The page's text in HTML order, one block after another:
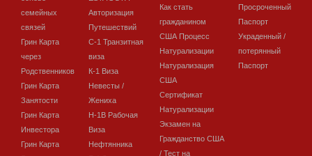
семейных
связей
Грин Карта
через
Родственников
Грин Карта
Занятости
Грин Карта
Инвестора
Грин Карта
Авторизация
Путешествий
C-1 Транзитная
виза
К-1 Виза
Невесты /
Жениха
H-1B Рабочая
Виза
Нефтянника
Как стать
гражданином
США Процесс
Натурализации
Натурализация
США
Сертификат
Натурализации
Экзамен на
Гражданство США
/ Тест на
Просроченный
Паспорт
Украденный /
потерянный
Паспорт